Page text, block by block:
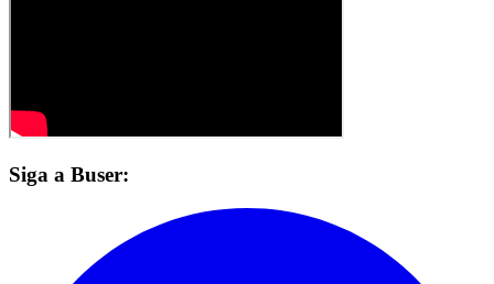
Siga a Buser: